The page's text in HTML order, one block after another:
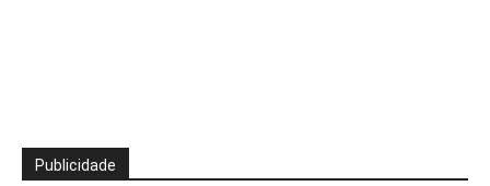
Publicidade